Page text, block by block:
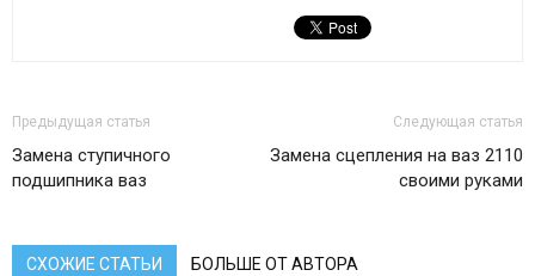
Предыдущая статья
Замена ступичного
подшипника ваз
Следующая статья
Замена сцепления на ваз 2110
своими руками
СХОЖИЕ СТАТЬИ БОЛЬШЕ ОТ АВТОРА